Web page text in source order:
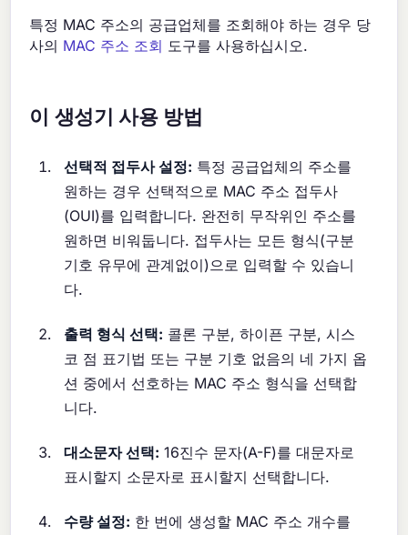
특정 MAC 주소의 공급업체를 조회해야 하는 경우 당
사의 MAC 주소 조회 도구를 사용하십시오.
이 생성기 사용 방법
선택적 접두사 설정: 특정 공급업체의 주소를
원하는 경우 선택적으로 MAC 주소 접두사
(OUI)를 입력합니다. 완전히 무작위인 주소를
원하면 비워둡니다. 접두사는 모든 형식(구분
기호 유무에 관계없이)으로 입력할 수 있습니
다.
출력 형식 선택: 콜론 구분, 하이픈 구분, 시스
코 점 표기법 또는 구분 기호 없음의 네 가지 옵
션 중에서 선호하는 MAC 주소 형식을 선택합
니다.
대소문자 선택: 16진수 문자(A-F)를 대문자로
표시할지 소문자로 표시할지 선택합니다.
수량 설정: 한 번에 생성할 MAC 주소 개수를